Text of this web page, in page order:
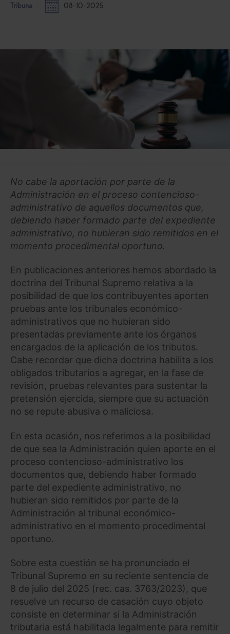
Tribuna 08-10-2025
No cabe la aportación por parte de la
Administración en el proceso contencioso-
administrativo de aquellos documentos que,
debiendo haber formado parte del expediente
administrativo, no hubieran sido remitidos en el
momento procedimental oportuno.
En publicaciones anteriores hemos abordado la
doctrina del Tribunal Supremo relativa a la
posibilidad de que los contribuyentes aporten
pruebas ante los tribunales económico-
administrativos que no hubieran sido
presentadas previamente ante los órganos
encargados de la aplicación de los tributos.
Cabe recordar que dicha doctrina habilita a los
obligados tributarios a agregar, en la fase de
revisión, pruebas relevantes para sustentar la
pretensión ejercida, siempre que su actuación
no se repute abusiva o maliciosa.
En esta ocasión, nos referimos a la posibilidad
de que sea la Administración quien aporte en el
proceso contencioso-administrativo los
documentos que, debiendo haber formado
parte del expediente administrativo, no
hubieran sido remitidos por parte de la
Administración al tribunal económico-
administrativo en el momento procedimental
oportuno.
Sobre esta cuestión se ha pronunciado el
Tribunal Supremo en su reciente sentencia de
8 de julio del 2025 (rec. cas. 3763/2023), que
resuelve un recurso de casación cuyo objeto
consiste en determinar si la Administración
tributaria está habilitada legalmente para remitir